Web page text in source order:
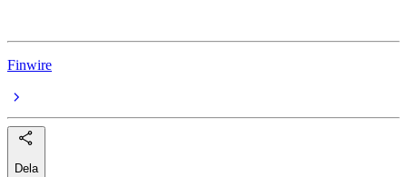
Finwire
Dela